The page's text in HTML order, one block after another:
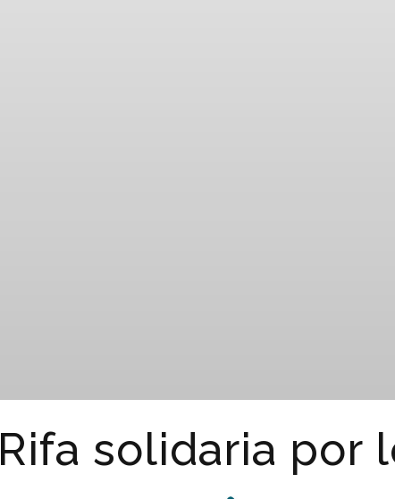
Rifa solidaria por